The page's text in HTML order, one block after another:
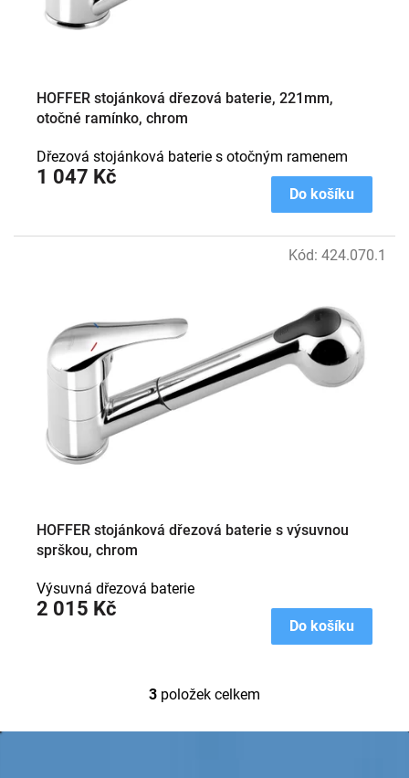
HOFFER stojánková dřezová baterie, 221mm,
otočné ramínko, chrom
1 047 Kč
Do košíku
Dřezová stojánková baterie s otočným ramenem
HOFFER stojánková dřezová baterie s výsuvnou
sprškou, chrom
2 015 Kč
Do košíku
Výsuvná dřezová baterie
Kód: 424.070.1
O
l
3 položek celkem
Z